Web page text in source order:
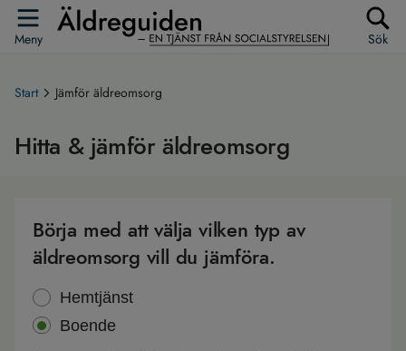
Meny Sök
Start Jämför äldreomsorg
Hitta & jämför äldreomsorg
Börja med att välja vilken typ av
äldreomsorg vill du jämföra.
Hemtjänst
Boende